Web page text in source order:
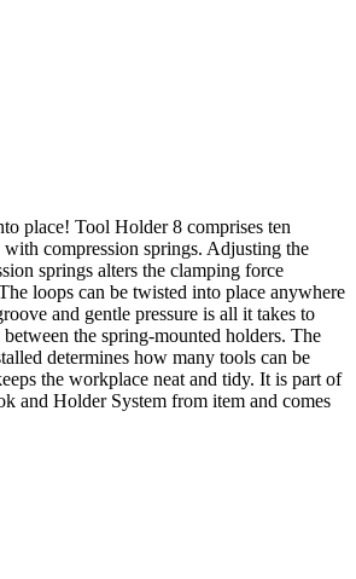
place! Tool Holder 8 comprises ten
compression springs. Adjusting the
springs alters the clamping force
loops can be twisted into place anywhere
and gentle pressure is all it takes to
the spring-mounted holders. The
determines how many tools can be
the workplace neat and tidy. It is part of
and Holder System from item and comes